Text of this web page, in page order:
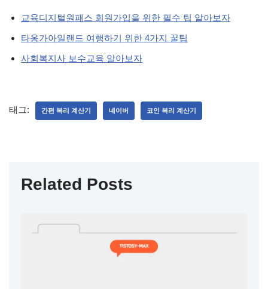
교육디지털원패스 회원가입을 위한 필수 팁 알아보자
타옹가아일랜드 여행하기 위한 4가지 꿀팁
사회복지사 보수교육 알아보자
태그: 간편 복리 계산기 네이버 코인 복리 계산기
Related Posts